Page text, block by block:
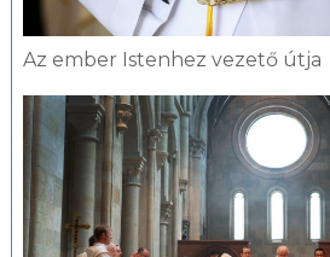
Az ember Istenhez vezető útja